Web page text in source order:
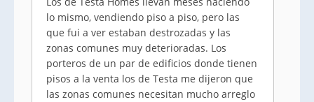
lo mismo, vendiendo piso a piso, pero las
que fui a ver estaban destrozadas y las
zonas comunes muy deterioradas. Los
porteros de un par de edificios donde tienen
pisos a la venta los de Testa me dijeron que
las zonas comunes necesitan mucho arreglo